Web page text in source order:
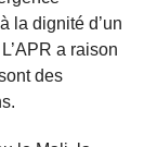
la dignité d’un
a raison
des